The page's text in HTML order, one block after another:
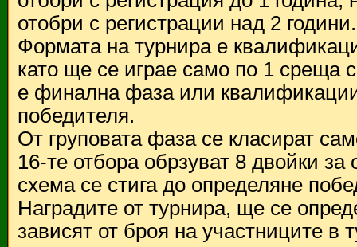
отобри с регистрации над 2 години.
Формата на турнира е
като ще се играе само по 1 среща
е финална фаза или
победителя.
От груповата фаза се класират
16-те отбора обрзуват 8 двойки
схема се стига до определяне
Наградите от турнира, ще се
зависят от броя на участниците в